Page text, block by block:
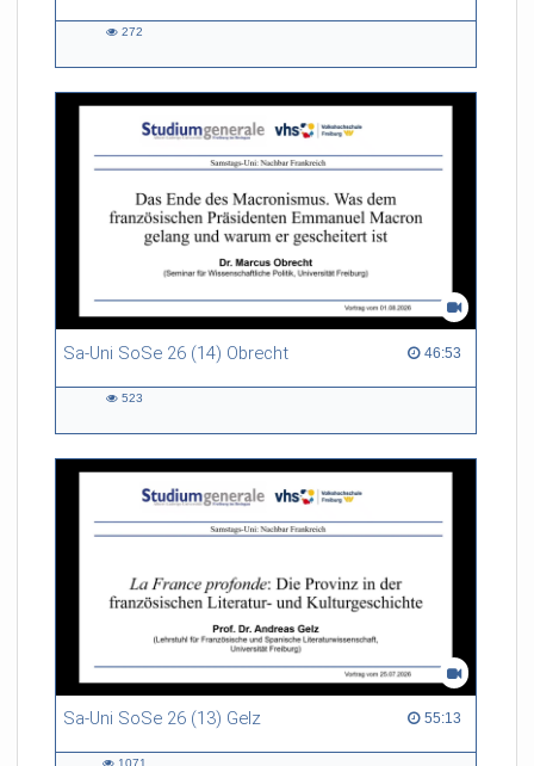
272
Sa-Uni SoSe 26 (14) Obrecht 46:53
46:53 duration
523
Sa-Uni SoSe 26 (13) Gelz 55:13
55:13 duration